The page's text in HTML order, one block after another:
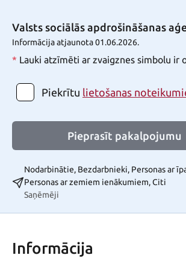
Valsts sociālās apdrošināšanas
Informācija atjaunota 01.06.2026.
* Lauki atzīmēti ar zvaigznes simbolu ir
Piekrītu lietošanas
Pieprasīt pakalpojumu
Nodarbinātie, Bezdarbnieki, Personas ar
Personas ar zemiem ienākumiem, Citi
Saņēmēji
Informācija